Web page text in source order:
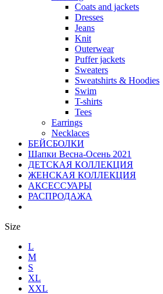
Coats and jackets
Dresses
Jeans
Knit
Outerwear
Puffer jackets
Sweaters
Sweatshirts & Hoodies
Swim
T-shirts
Tees
Earrings
Necklaces
БЕЙСБОЛКИ
Шапки Весна-Осень 2021
ДЕТСКАЯ КОЛЛЕКЦИЯ
ЖЕНСКАЯ КОЛЛЕКЦИЯ
АКСЕССУАРЫ
РАСПРОДАЖА
Size
L
M
S
XL
XXL